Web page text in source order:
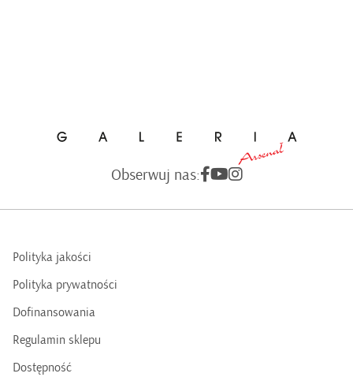
Obserwuj nas:
Polityka jakości
Polityka prywatności
Dofinansowania
Regulamin sklepu
Dostępność